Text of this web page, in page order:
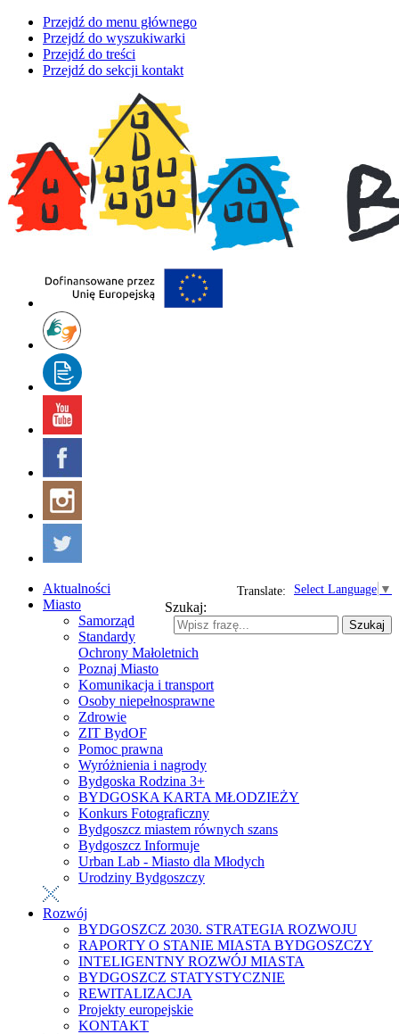
Przejdź do menu głównego
Przejdź do wyszukiwarki
Przejdź do treści
Przejdź do sekcji kontakt
Select Language ▼
Translate:
Szukaj:
Szukaj
Aktualności
Miasto
Samorząd
Standardy
Ochrony Małoletnich
Poznaj Miasto
Komunikacja i transport
Osoby niepełnosprawne
Zdrowie
ZIT BydOF
Pomoc prawna
Wyróżnienia i nagrody
Bydgoska Rodzina 3+
BYDGOSKA KARTA MŁODZIEŻY
Konkurs Fotograficzny
Bydgoszcz miastem równych szans
Bydgoszcz Informuje
Urban Lab - Miasto dla Młodych
Urodziny Bydgoszczy
Rozwój
BYDGOSZCZ 2030. STRATEGIA ROZWOJU
RAPORTY O STANIE MIASTA BYDGOSZCZY
INTELIGENTNY ROZWÓJ MIASTA
BYDGOSZCZ STATYSTYCZNIE
REWITALIZACJA
Projekty europejskie
KONTAKT